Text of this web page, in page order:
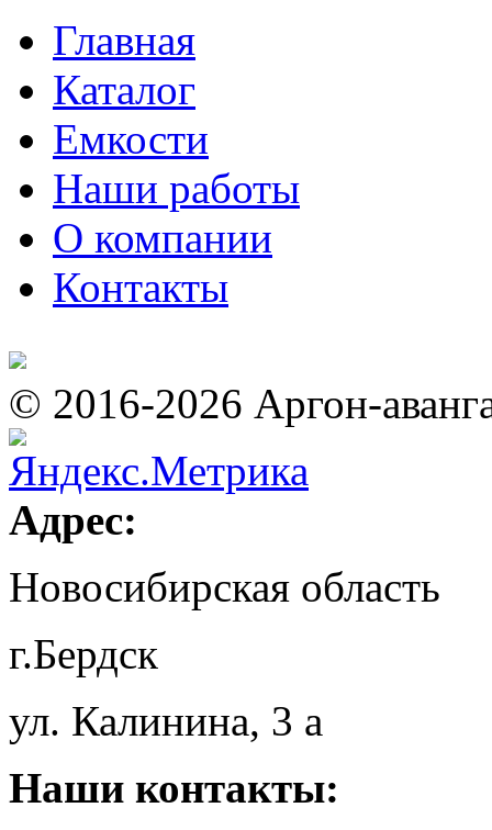
Главная
Каталог
Емкости
Наши работы
О компании
Контакты
© 2016-2026 Аргон-
Адрес:
Новосибирская область
г.Бердск
ул. Калинина, 3 а
Наши контакты: